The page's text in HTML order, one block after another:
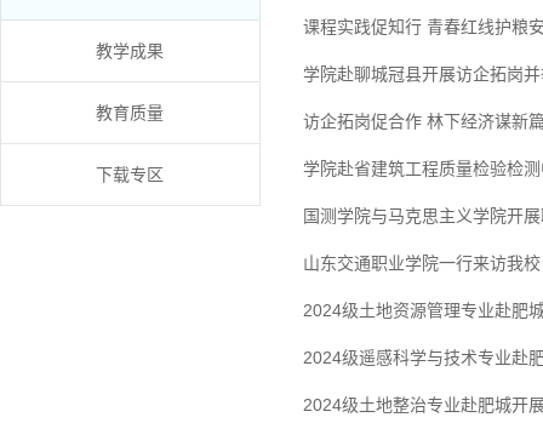
教学成果
教育质量
下载专区
课程实践促知行 青春红线护粮
学院赴聊城冠县开展访企拓岗
访企拓岗促合作 林下经济谋新
学院赴省建筑工程质量检验检
国测学院与马克思主义学院开
山东交通职业学院一行来访我校
2024级土地资源管理专业赴肥
2024级遥感科学与技术专业赴
2024级土地整治专业赴肥城开